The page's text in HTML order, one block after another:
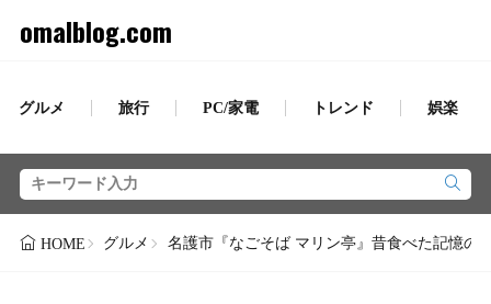
omalblog.com
グルメ 旅行 PC/家電 トレンド 娯楽
HOME グルメ 名護市『なごそば マリン亭』昔食べた記憶の